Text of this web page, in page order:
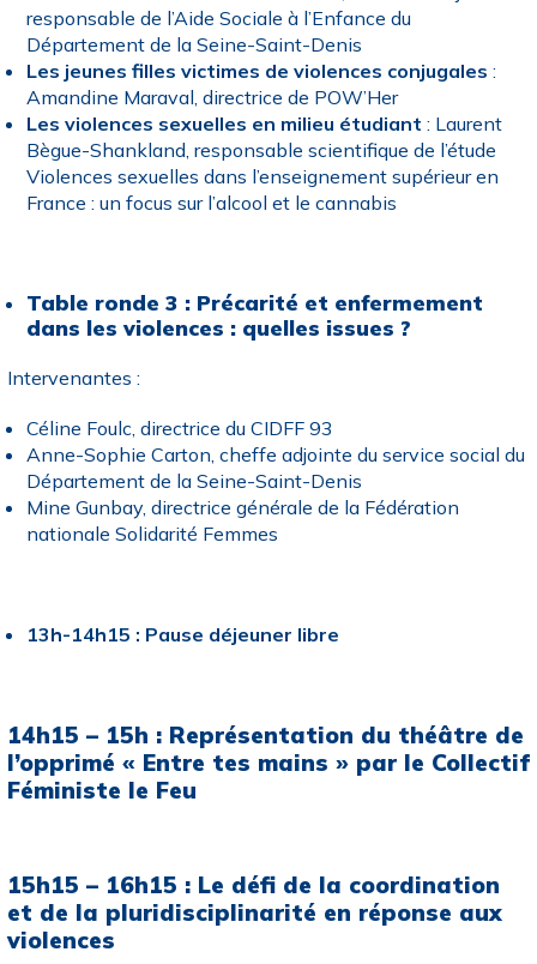
responsable de l’Aide Sociale à l’Enfance du
Département de la Seine-Saint-Denis
Les jeunes filles victimes de violences conjugales :
Amandine Maraval, directrice de POW’Her
Les violences sexuelles en milieu étudiant : Laurent
Bègue-Shankland, responsable scientifique de l’étude
Violences sexuelles dans l’enseignement supérieur en
France : un focus sur l’alcool et le cannabis
Table ronde 3 : Précarité et enfermement
dans les violences : quelles issues ?
Intervenantes :
Céline Foulc, directrice du CIDFF 93
Anne-Sophie Carton, cheffe adjointe du service social du
Département de la Seine-Saint-Denis
Mine Gunbay, directrice générale de la Fédération
nationale Solidarité Femmes
13h-14h15 : Pause déjeuner libre
14h15 – 15h : Représentation du théâtre de
l’opprimé « Entre tes mains » par le Collectif
Féministe le Feu
15h15 – 16h15 : Le défi de la coordination
et de la pluridisciplinarité en réponse aux
violences